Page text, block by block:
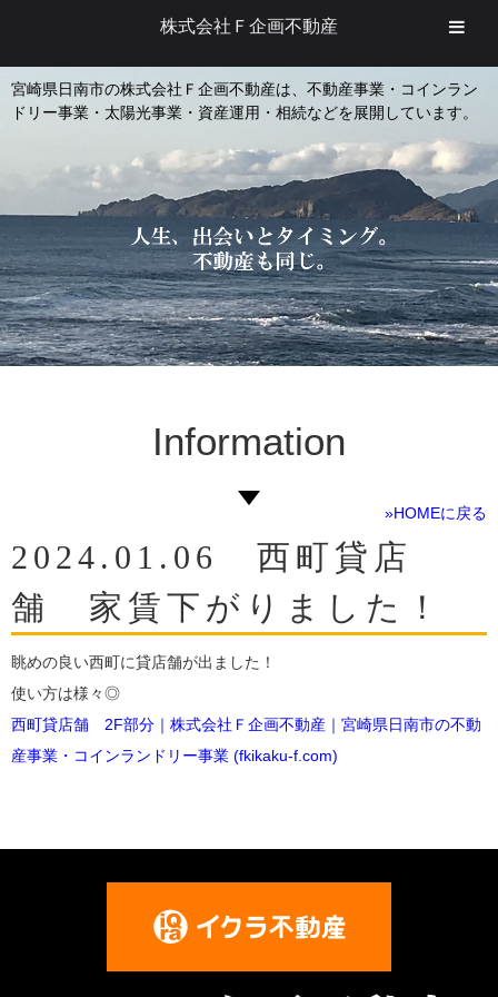
宮崎県日南市の株式会社Ｆ企画不動産は、不動産事業・コインラン
ドリー事業・太陽光事業・資産運用・相続などを展開しています。
Information
»HOMEに戻る
2024.01.06 西町貸店
舗 家賃下がりました！
眺めの良い西町に貸店舗が出ました！
使い方は様々◎
西町貸店舗 2F部分｜株式会社Ｆ企画不動産｜宮崎県日南市の不動
産事業・コインランドリー事業 (fkikaku-f.com)
株式会社Ｆ企画不動産